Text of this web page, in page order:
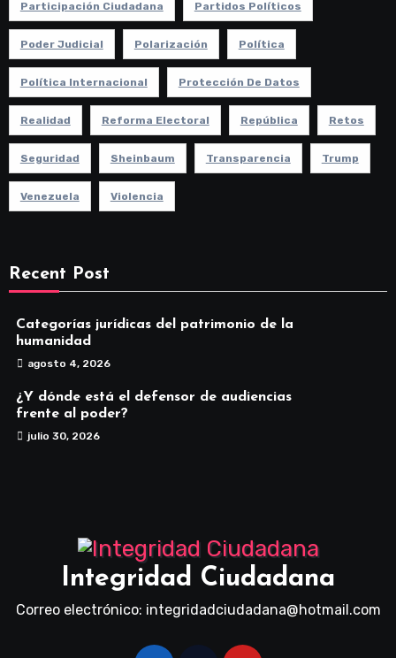
Participación Ciudadana Partidos Políticos
Poder Judicial Polarización Política
Política Internacional Protección De Datos
Realidad Reforma Electoral República Retos
Seguridad Sheinbaum Transparencia Trump
Venezuela Violencia
Recent Post
Categorías jurídicas del patrimonio de la
humanidad
agosto 4, 2026
¿Y dónde está el defensor de audiencias
frente al poder?
julio 30, 2026
Integridad Ciudadana
Correo electrónico: integridadciudadana@hotmail.com